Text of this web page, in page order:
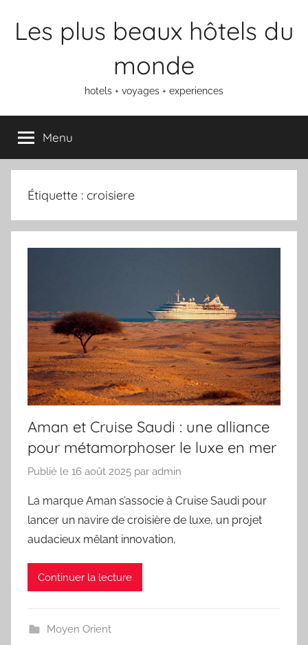
Les plus beaux hôtels du
monde
hotels + voyages + experiences
Menu
Étiquette : croisiere
Aman et Cruise Saudi : une alliance
pour métamorphoser le luxe en mer
Publié le 16 août 2025 par admin
La marque Aman s’associe à Cruise Saudi pour
lancer un navire de croisière de luxe, un projet
audacieux mêlant innovation,
Continuer la lecture
Moyen Orient